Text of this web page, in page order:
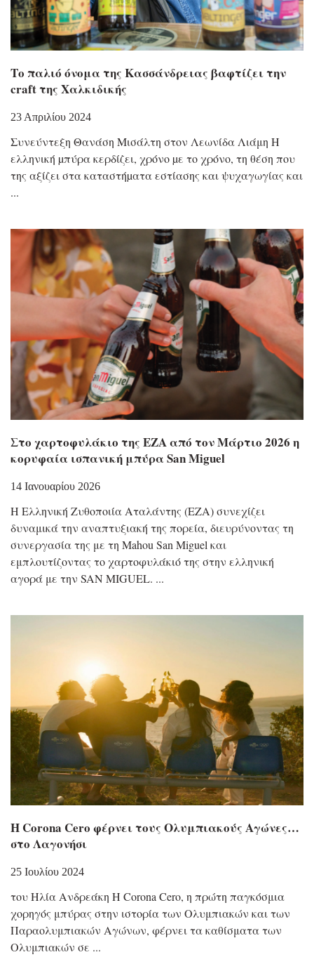
Το παλιό όνομα της Κασσάνδρειας βαφτίζει την
craft της Χαλκιδικής
23 Απριλίου 2024
Συνεύντεξη Θανάση Μισάλτη στον Λεωνίδα Λιάμη Η
ελληνική µπύρα κερδίζει, χρόνο µε το χρόνο, τη θέση που
της αξίζει στα καταστήµατα εστίασης και ψυχαγωγίας και
Στο χαρτοφυλάκιο της ΕΖΑ από τον Μάρτιο 2026 η
κορυφαία ισπανική μπύρα San Miguel
14 Ιανουαρίου 2026
Η Ελληνική Ζυθοποιία Αταλάντης (ΕΖΑ) συνεχίζει
δυναμικά την αναπτυξιακή της πορεία, διευρύνοντας τη
συνεργασία της με τη Mahou San Miguel και
εμπλουτίζοντας το χαρτοφυλάκιό της στην ελληνική
αγορά με την SAN MIGUEL.
Η Corona Cero φέρνει τους Ολυμπιακούς Αγώνες…
στο Λαγονήσι
25 Ιουλίου 2024
του Ηλία Ανδρεάκη Η Corona Cero, η πρώτη παγκόσμια
χορηγός μπύρας στην ιστορία των Ολυμπιακών και των
Παραολυμπιακών Αγώνων, φέρνει τα καθίσματα των
Ολυμπιακών σε